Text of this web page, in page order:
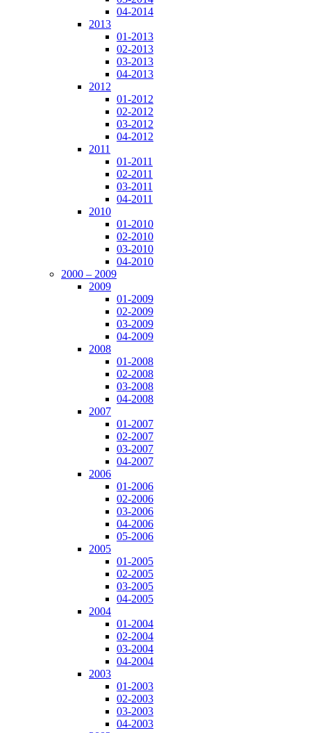
04-2014
2013
01-2013
02-2013
03-2013
04-2013
2012
01-2012
02-2012
03-2012
04-2012
2011
01-2011
02-2011
03-2011
04-2011
2010
01-2010
02-2010
03-2010
04-2010
2000 – 2009
2009
01-2009
02-2009
03-2009
04-2009
2008
01-2008
02-2008
03-2008
04-2008
2007
01-2007
02-2007
03-2007
04-2007
2006
01-2006
02-2006
03-2006
04-2006
05-2006
2005
01-2005
02-2005
03-2005
04-2005
2004
01-2004
02-2004
03-2004
04-2004
2003
01-2003
02-2003
03-2003
04-2003